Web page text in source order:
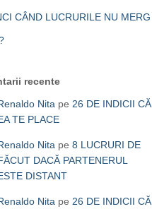
CÂND LUCRURILE NU MERG
recente
Nita pe 26 DE INDICII CĂ
TE PLACE
Nita pe 8 LUCRURI DE
DACĂ PARTENERUL
DISTANT
Nita pe 26 DE INDICII CĂ